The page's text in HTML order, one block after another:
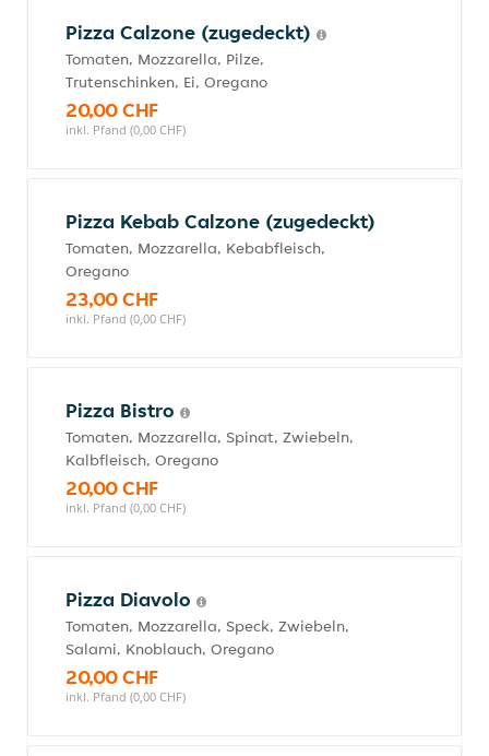
Pizza Calzone (zugedeckt)
Tomaten, Mozzarella, Pilze,
Trutenschinken, Ei, Oregano
20,00 CHF
inkl. Pfand (0,00 CHF)
Pizza Kebab Calzone (zugedeckt)
Tomaten, Mozzarella, Kebabfleisch,
Oregano
23,00 CHF
inkl. Pfand (0,00 CHF)
Pizza Bistro
Tomaten, Mozzarella, Spinat, Zwiebeln,
Kalbfleisch, Oregano
20,00 CHF
inkl. Pfand (0,00 CHF)
Pizza Diavolo
Tomaten, Mozzarella, Speck, Zwiebeln,
Salami, Knoblauch, Oregano
20,00 CHF
inkl. Pfand (0,00 CHF)